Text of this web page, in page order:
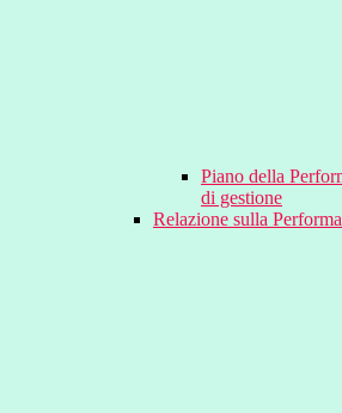
Piano della
di gestione
Relazione sulla